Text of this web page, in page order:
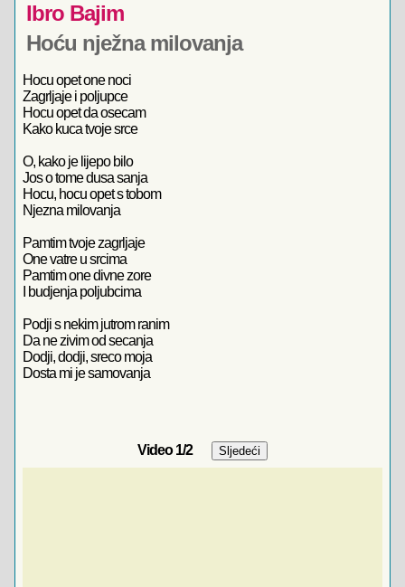
Ibro Bajim
Hoću nježna milovanja
Hocu opet one noci
Zagrljaje i poljupce
Hocu opet da osecam
Kako kuca tvoje srce
O, kako je lijepo bilo
Jos o tome dusa sanja
Hocu, hocu opet s tobom
Njezna milovanja
Pamtim tvoje zagrljaje
One vatre u srcima
Pamtim one divne zore
I budjenja poljubcima
Podji s nekim jutrom ranim
Da ne zivim od secanja
Dodji, dodji, sreco moja
Dosta mi je samovanja
Video1/2